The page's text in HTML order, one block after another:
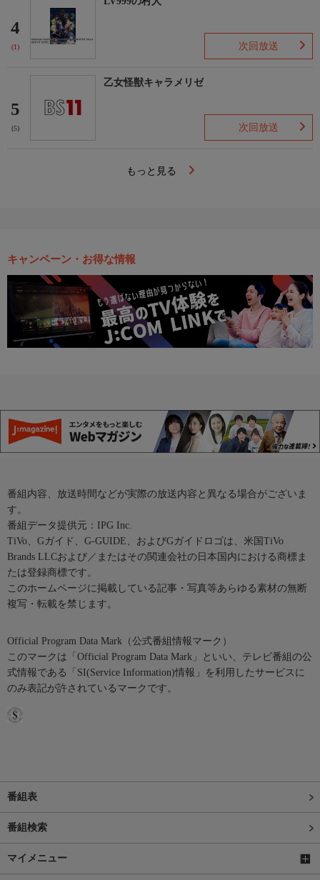
4
(1) 次回放送
5
(5)
乙女怪獣キャラメリゼ
次回放送
もっと見る
キャンペーン・お得な情報
番組内容、放送時間などが実際の放送内容と異なる場合がございま
す。
番組データ提供元：IPG Inc.
TiVo、Gガイド、G-GUIDE、およびGガイドロゴは、米国TiVo
Brands LLCおよび／またはその関連会社の日本国内における商標ま
たは登録商標です。
このホームページに掲載している記事・写真等あらゆる素材の無断
複写・転載を禁じます。
Official Program Data Mark（公式番組情報マーク）
このマークは「Official Program Data Mark」といい、テレビ番組の公
式情報である「SI(Service Information)情報」を利用したサービスに
のみ表記が許されているマークです。
番組表
番組検索
マイメニュー